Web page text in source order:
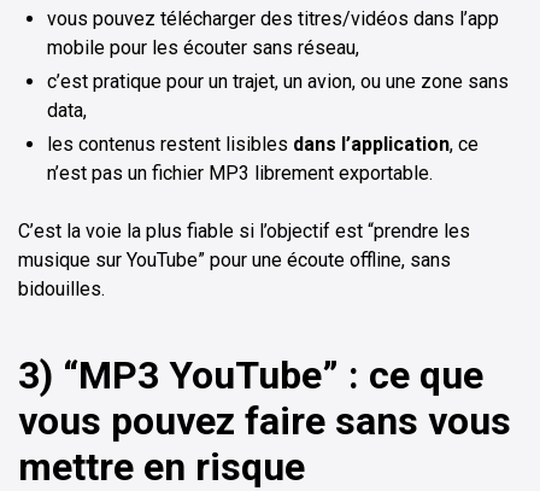
vous pouvez télécharger des titres/vidéos dans l’app
mobile pour les écouter sans réseau,
c’est pratique pour un trajet, un avion, ou une zone sans
data,
les contenus restent lisibles dans l’application, ce
n’est pas un fichier MP3 librement exportable.
C’est la voie la plus fiable si l’objectif est “prendre les
musique sur YouTube” pour une écoute offline, sans
bidouilles.
3) “MP3 YouTube” : ce que
vous pouvez faire sans vous
mettre en risque